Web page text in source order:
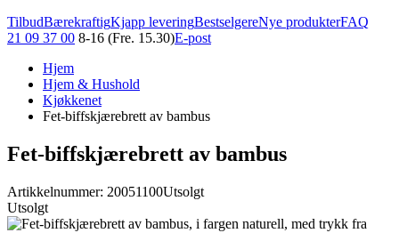
TilbudBærekraftigKjapp leveringBestselgereNye produkterFAQ
21 09 37 00 8-16 (Fre. 15.30)E-post
Hjem
Hjem & Hushold
Kjøkkenet
Fet-biffskjærebrett av bambus
Fet-biffskjærebrett av bambus
Artikkelnummer: 20051100Utsolgt
Utsolgt